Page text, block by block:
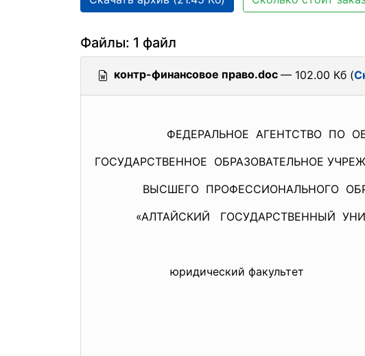
Файлы: 1 файл
контр-финансовое право.doc — 102.00 Кб (
ФЕДЕРАЛЬНОЕ АГЕНТСТВО ПО
ГОСУДАРСТВЕННОЕ ОБРАЗОВАТЕЛЬНОЕ
ВЫСШЕГО ПРОФЕССИОНАЛЬНОГО
«АЛТАЙСКИЙ ГОСУДАРСТВЕННЫЙ
юридический факультет